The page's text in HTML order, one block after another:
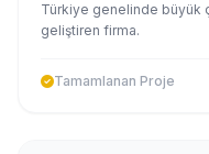
Türkiye genelinde büyük
geliştiren firma.
Tamamlanan Proje